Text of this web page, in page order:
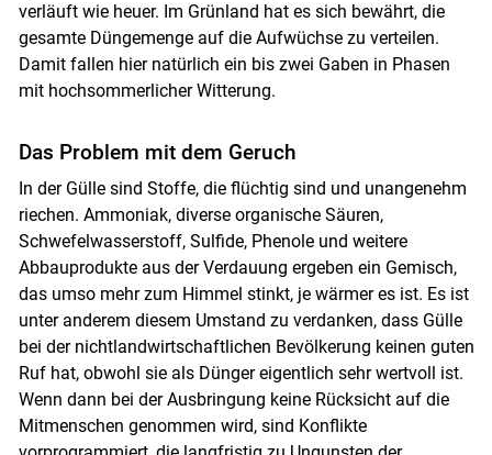
verläuft wie heuer. Im Grünland hat es sich bewährt, die
gesamte Düngemenge auf die Aufwüchse zu verteilen.
Damit fallen hier natürlich ein bis zwei Gaben in Phasen
mit hochsommerlicher Witterung.
Das Problem mit dem Geruch
In der Gülle sind Stoffe, die flüchtig sind und unangenehm
riechen. Ammoniak, diverse organische Säuren,
Schwefelwasserstoff, Sulfide, Phenole und weitere
Abbauprodukte aus der Verdauung ergeben ein Gemisch,
das umso mehr zum Himmel stinkt, je wärmer es ist. Es ist
unter anderem diesem Umstand zu verdanken, dass Gülle
bei der nichtlandwirtschaftlichen Bevölkerung keinen guten
Ruf hat, obwohl sie als Dünger eigentlich sehr wertvoll ist.
Wenn dann bei der Ausbringung keine Rücksicht auf die
Mitmenschen genommen wird, sind Konflikte